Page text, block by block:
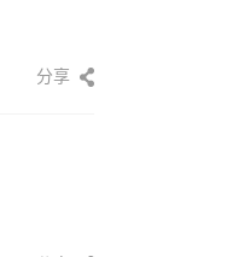
分享